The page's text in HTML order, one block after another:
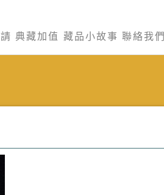
典藏加值 藏品小故事 聯絡我們